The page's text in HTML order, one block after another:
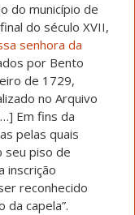
do município de
do século XVII,
senhora da
por Bento
de 1729,
no Arquivo
Em fins da
pelas quais
seu piso de
inscrição
reconhecido
da capela”.